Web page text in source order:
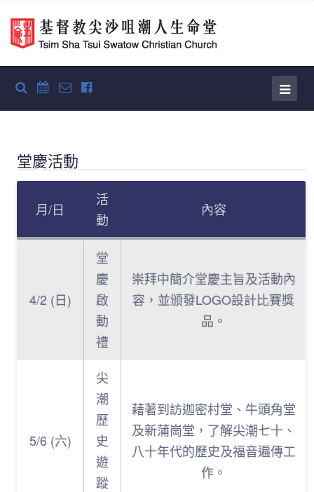
堂慶活動
月/日
活
動
內容
4/2 (日)
堂
慶
啟
動
禮
崇拜中簡介堂慶主旨及活動內
容，並頒發LOGO設計比賽獎
品。
5/6 (六)
尖
潮
歷
史
遊
蹤
藉著到訪迦密村堂、牛頭角堂
及新蒲崗堂，了解尖潮七十、
八十年代的歷史及福音遍傳工
作。